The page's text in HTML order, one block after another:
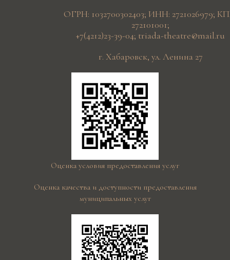
ОГРН: 1032700302403; ИНН: 2721026979;
272101001;
+7(4212)23-39-04; triada-theatre@mail.ru
г. Хабаровск, ул. Ленина 27
Оценка условия предоставления услуг
Оценка качества и доступности предоставления
муниципальных услуг